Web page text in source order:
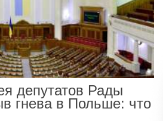
депутатов Рады
гнева в Польше: что